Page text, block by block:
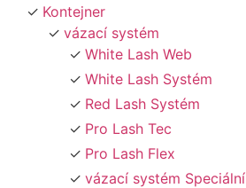
Kontejner
vázací systém
White Lash Web
White Lash Systém
Red Lash Systém
Pro Lash Tec
Pro Lash Flex
vázací systém Speciální